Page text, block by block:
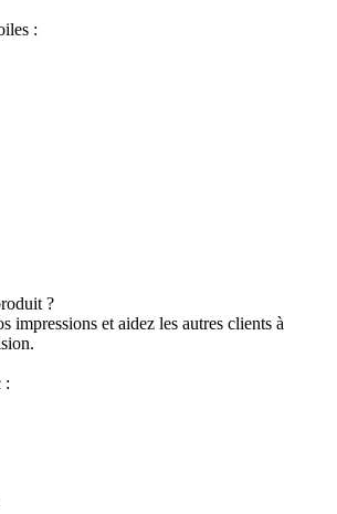
:
?
impressions et aidez les autres clients à
: